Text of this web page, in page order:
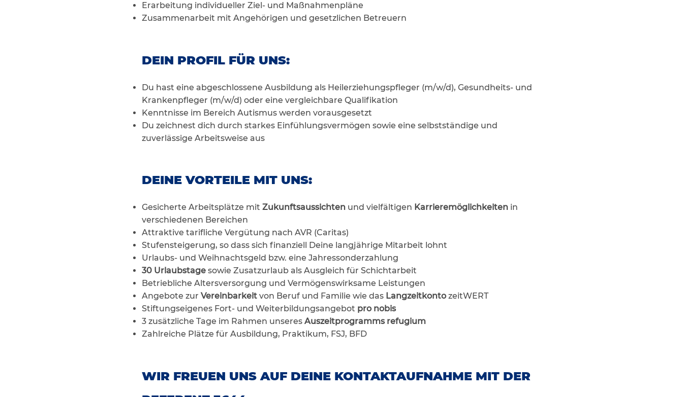
Erarbeitung individueller Ziel- und Maßnahmenpläne
Zusammenarbeit mit Angehörigen und gesetzlichen Betreuern
DEIN PROFIL FÜR UNS:
Du hast eine abgeschlossene Ausbildung als Heilerziehungspfleger (m/w/d), Gesundheits- und
Krankenpfleger (m/w/d) oder eine vergleichbare Qualifikation
Kenntnisse im Bereich Autismus werden vorausgesetzt
Du zeichnest dich durch starkes Einfühlungsvermögen sowie eine selbstständige und
zuverlässige Arbeitsweise aus
DEINE VORTEILE MIT UNS:
Gesicherte Arbeitsplätze mit Zukunftsaussichten und vielfältigen Karrieremöglichkeiten in
verschiedenen Bereichen
Attraktive tarifliche Vergütung nach AVR (Caritas)
Stufensteigerung, so dass sich finanziell Deine langjährige Mitarbeit lohnt
Urlaubs- und Weihnachtsgeld bzw. eine Jahressonderzahlung
30 Urlaubstage sowie Zusatzurlaub als Ausgleich für Schichtarbeit
Betriebliche Altersversorgung und Vermögenswirksame Leistungen
Angebote zur Vereinbarkeit von Beruf und Familie wie das Langzeitkonto zeitWERT
Stiftungseigenes Fort- und Weiterbildungsangebot pro nobis
3 zusätzliche Tage im Rahmen unseres Auszeitprogramms refugium
Zahlreiche Plätze für Ausbildung, Praktikum, FSJ, BFD
WIR FREUEN UNS AUF DEINE KONTAKTAUFNAHME MIT DER